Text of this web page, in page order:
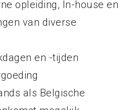
opleiding, In-house en
van diverse
en -tijden
als Belgische